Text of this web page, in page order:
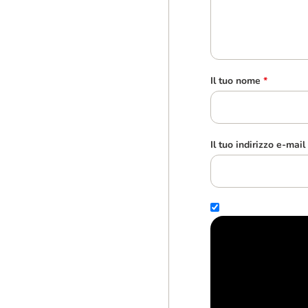
Il tuo nome *
Il tuo indirizzo e-mail